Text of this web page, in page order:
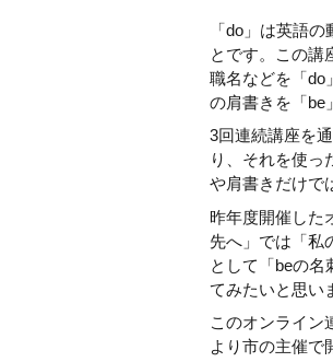
「do」は英語
とです。この講
職名などを「do
の肩書きを「be
3回連続講座を
り、それを使っ
や肩書きだけで
昨年度開催した
先へ」では「私
として「beの名
てみたいと思い
このオンライン
より市の主催で